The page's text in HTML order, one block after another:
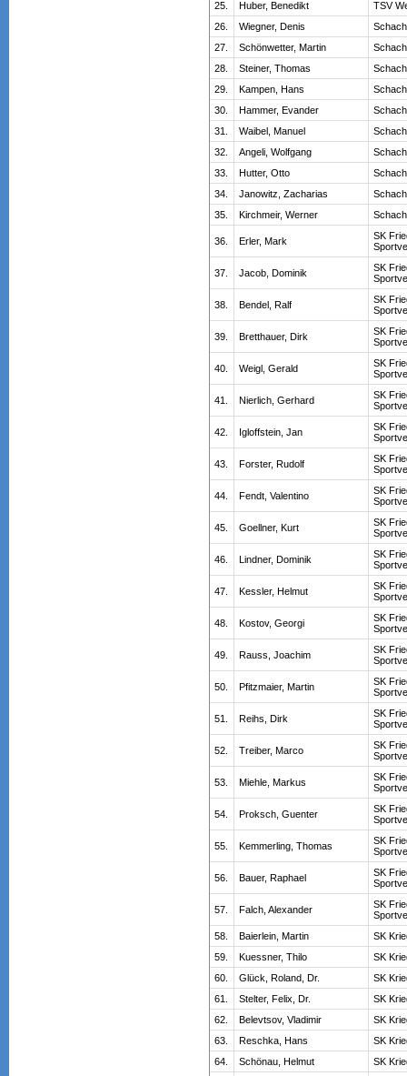
25.
Huber, Benedikt
TSV
26.
Wiegner, Denis
27.
Schönwetter, Martin
28.
Steiner, Thomas
29.
Kampen, Hans
30.
Hammer, Evander
31.
Waibel, Manuel
32.
Angeli, Wolfgang
33.
Hutter, Otto
34.
Janowitz, Zacharias
35.
Kirchmeir, Werner
36. Erler, Mark
SK
37. Jacob, Dominik
SK
38. Bendel, Ralf
SK
39. Bretthauer, Dirk
SK
40. Weigl, Gerald
SK
41. Nierlich, Gerhard
SK
42. Igloffstein, Jan
SK
43. Forster, Rudolf
SK
44. Fendt, Valentino
SK
45. Goellner, Kurt
SK
46. Lindner, Dominik
SK
47. Kessler, Helmut
SK
48. Kostov, Georgi
SK
49. Rauss, Joachim
SK
50. Pfitzmaier, Martin
SK
51. Reihs, Dirk
SK
52. Treiber, Marco
SK
53. Miehle, Markus
SK
54. Proksch, Guenter
SK
55. Kemmerling, Thomas
SK
56. Bauer, Raphael
SK
57. Falch, Alexander
SK
58.
Baierlein, Martin
SK
59.
Kuessner, Thilo
SK
60.
Glück, Roland, Dr.
SK
61.
Stelter, Felix, Dr.
SK
62.
Belevtsov, Vladimir
SK
63.
Reschka, Hans
SK
64.
Schönau, Helmut
SK